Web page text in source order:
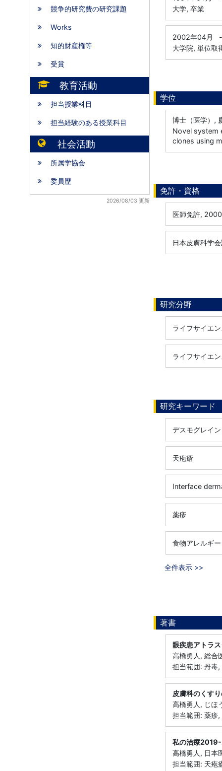
競争的研究費の研究課題
Works
知的財産権等
受賞
教育活動
担当授業科目
担当経験のある授業科目
社会活動
所属学協会
委員歴
2026/08/03 更新
大学, 卒業
2002年04月
-
大学院, 単位取
学位
博士（医学）,
Novel system
clones using
免許・資格
医師免許,
日本皮膚科学
研究分野
ライフサイエ
ライフサイエ
研究キーワード
デスモグレイン
天疱瘡
Interface
薬疹
食物アレルギー
全件表示 >>
著書
眼疾患アトラ
高橋勇人, 総合
担当範囲: 丹
皮膚科のくす
高橋勇人, じほ
担当範囲: 薬疹
私の治療
高橋勇人, 日本
担当範囲: 天